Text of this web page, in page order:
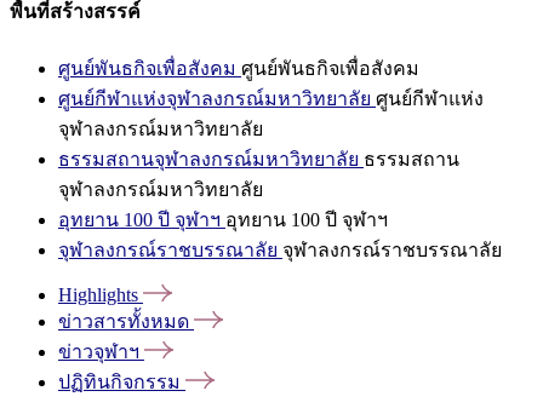
พื้นที่สร้างสรรค์
ศูนย์พันธกิจเพื่อสังคม ศูนย์พันธกิจเพื่อสังคม
ศูนย์กีฬาแห่งจุฬาลงกรณ์มหาวิทยาลัย ศูนย์กีฬาแห่ง
จุฬาลงกรณ์มหาวิทยาลัย
ธรรมสถานจุฬาลงกรณ์มหาวิทยาลัย ธรรมสถาน
จุฬาลงกรณ์มหาวิทยาลัย
อุทยาน 100 ปี จุฬาฯ อุทยาน 100 ปี จุฬาฯ
จุฬาลงกรณ์ราชบรรณาลัย จุฬาลงกรณ์ราชบรรณาลัย
Highlights
ข่าวสารทั้งหมด
ข่าวจุฬาฯ
ปฏิทินกิจกรรม